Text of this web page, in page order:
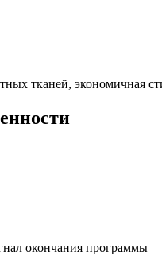
тканей, экономичная
окончания программы